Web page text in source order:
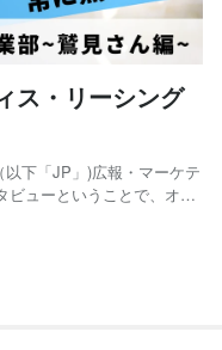
ス・リーシング
下「JP」)広報・マーケテ
ビューということで、オフ
となりました！ ぜひ、最
インタビュ...